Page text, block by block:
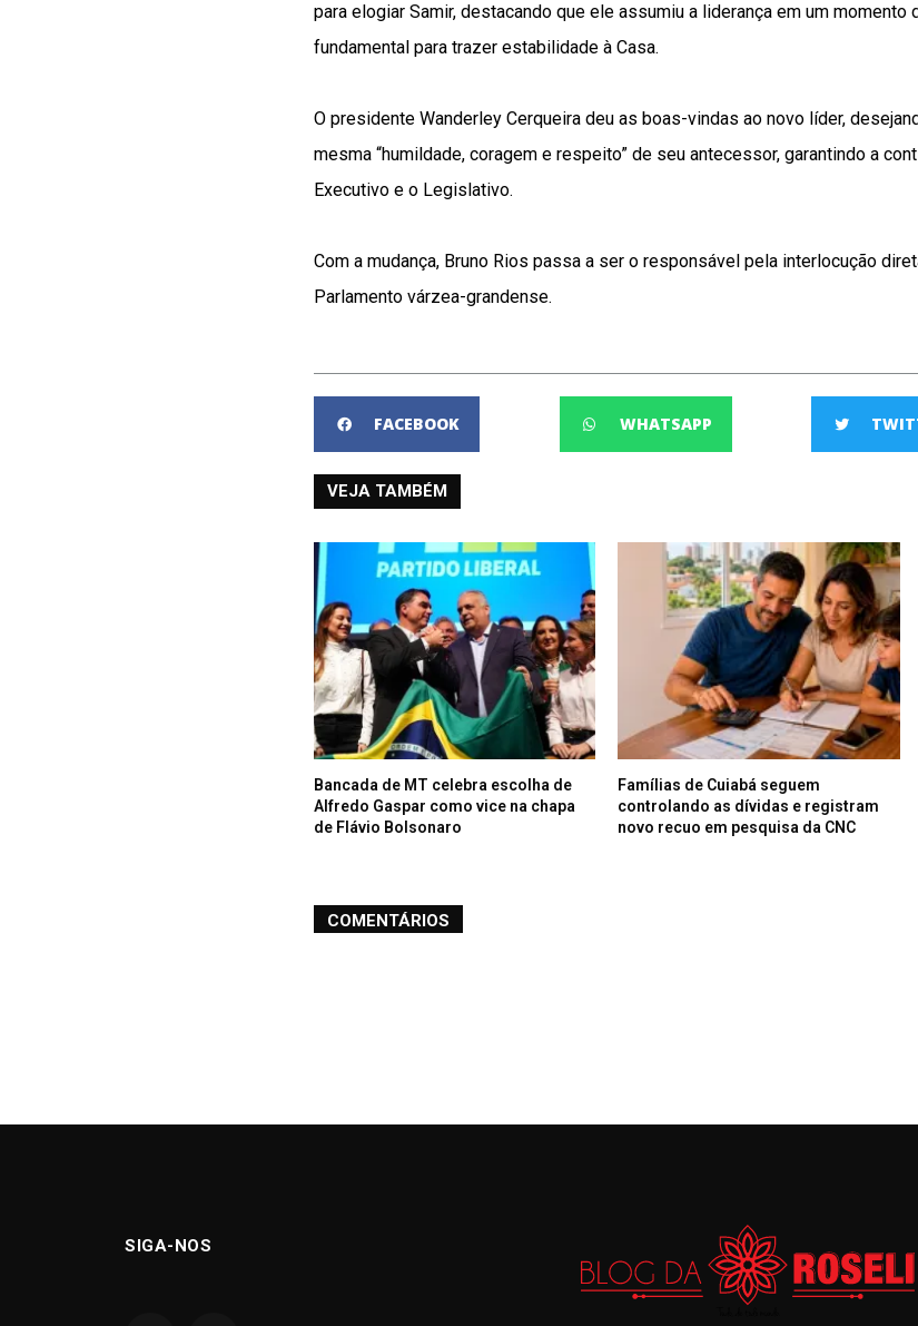
para elogiar Samir, destacando que ele assumiu a liderança em um momento
fundamental para trazer estabilidade à Casa.
O presidente Wanderley Cerqueira deu as boas-vindas ao novo líder,
mesma “humildade, coragem e respeito” de seu antecessor, garantindo a
Executivo e o Legislativo.
Com a mudança, Bruno Rios passa a ser o responsável pela interlocução
Parlamento várzea-grandense.
FACEBOOK WHATSAPP
VEJA TAMBÉM
Bancada de MT celebra escolha de
Alfredo Gaspar como vice na chapa
de Flávio Bolsonaro
Famílias de Cuiabá seguem
controlando as dívidas e registram
novo recuo em pesquisa da CNC
COMENTÁRIOS
SIGA-NOS